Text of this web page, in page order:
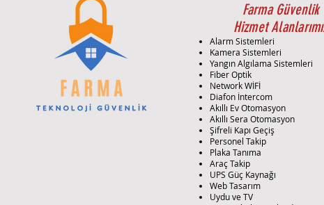
Farma Güvenlik
Hizmet
Alarm Sistemleri
Kamera Sistemleri
Yangın Algılama Sistemleri
Fiber Optik
Network WİFİ
Diafon İntercom
Akıllı Ev Otomasyon
Akıllı Sera Otomasyon
Şifreli Kapı Geçiş
Personel Takip
Plaka Tanıma
Araç Takip
UPS Güç Kaynağı
Web Tasarım
Uydu ve TV